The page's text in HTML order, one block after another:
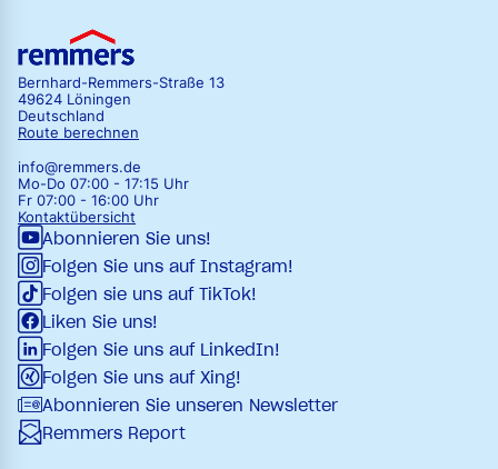
Bernhard-Remmers-Straße 13
49624 Löningen
Deutschland
Route berechnen
info@remmers.de
Mo-Do 07:00 - 17:15 Uhr
Fr 07:00 - 16:00 Uhr
Kontaktübersicht
Abonnieren Sie uns!
Folgen Sie uns auf Instagram!
Folgen sie uns auf TikTok!
Liken Sie uns!
Folgen Sie uns auf LinkedIn!
Folgen Sie uns auf Xing!
Abonnieren Sie unseren Newsletter
Remmers Report